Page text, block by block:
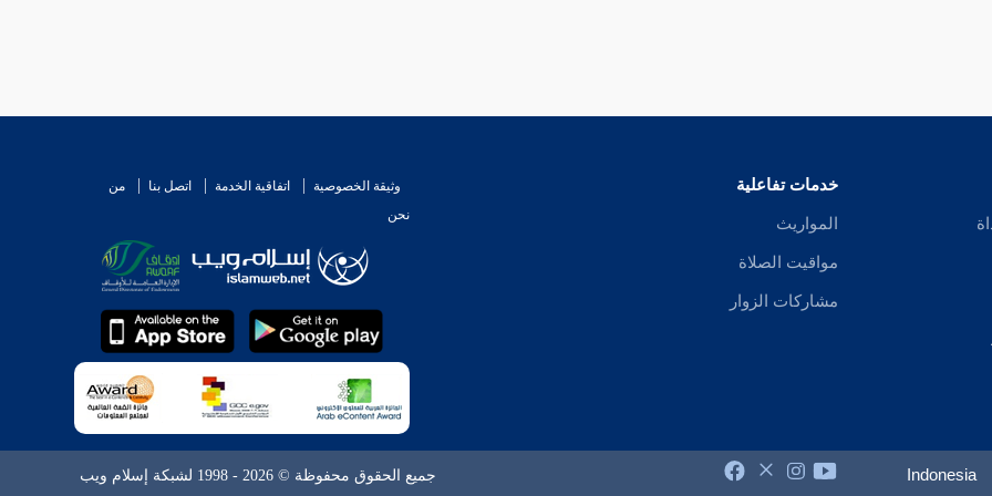
خدمات تفاعلية
المواريث
مواقيت الصلاة
مشاركات الزوار
وثيقة الخصوصية اتفاقية الخدمة اتصل بنا
من
نحن
Indonesia جميع الحقوق محفوظة © 2026 - 1998 لشبكة إسلام ويب